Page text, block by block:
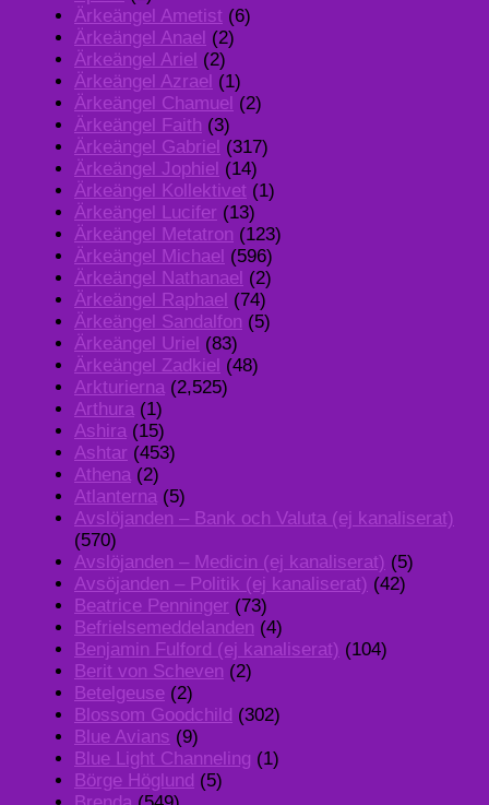
Ärkeängel Ametist (6)
Ärkeängel Anael (2)
Ärkeängel Ariel (2)
Ärkeängel Azrael (1)
Ärkeängel Chamuel (2)
Ärkeängel Faith (3)
Ärkeängel Gabriel (317)
Ärkeängel Jophiel (14)
Ärkeängel Kollektivet (1)
Ärkeängel Lucifer (13)
Ärkeängel Metatron (123)
Ärkeängel Michael (596)
Ärkeängel Nathanael (2)
Ärkeängel Raphael (74)
Ärkeängel Sandalfon (5)
Ärkeängel Uriel (83)
Ärkeängel Zadkiel (48)
Arkturierna (2,525)
Arthura (1)
Ashira (15)
Ashtar (453)
Athena (2)
Atlanterna (5)
Avslöjanden – Bank och Valuta (ej kanaliserat)
(570)
Avslöjanden – Medicin (ej kanaliserat) (5)
Avsöjanden – Politik (ej kanaliserat) (42)
Beatrice Penninger (73)
Befrielsemeddelanden (4)
Benjamin Fulford (ej kanaliserat) (104)
Berit von Scheven (2)
Betelgeuse (2)
Blossom Goodchild (302)
Blue Avians (9)
Blue Light Channeling (1)
Börge Höglund (5)